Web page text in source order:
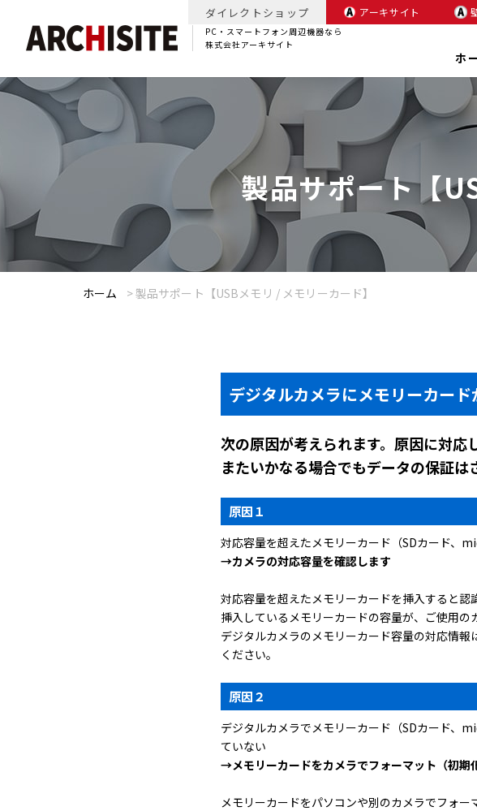
PC・スマートフォン周辺機器なら
株式会社アーキサイト
ダイレクトショップ アーキサイト
ホ
製品サポート【
ホーム >製品サポート【USBメモリ / メモリーカード】
デジタルカメラにメモリーカー
次の原因が考えられます。原因に対応
またいかなる場合でもデータの保証は
原因１
対応容量を超えたメモリーカード（SDカード、
→カメラの対応容量を確認します
対応容量を超えたメモリーカードを挿入すると認
挿入しているメモリーカードの容量が、ご使用の
デジタルカメラのメモリーカード容量の対応情
ください。
原因２
デジタルカメラでメモリーカード（SDカード、
ていない
→メモリーカードをカメラでフォーマット（初期
メモリーカードをパソコンや別のカメラでフォ